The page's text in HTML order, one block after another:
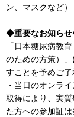
ン、マスクなど）
◆重要なお知ら
「日本糖尿病教
のための方策）
すことを予めご了
・当日のオンラ
取得により、実
た方への参加証は